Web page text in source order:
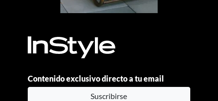
Contenido exclusivo directo a tu email
Suscribirse